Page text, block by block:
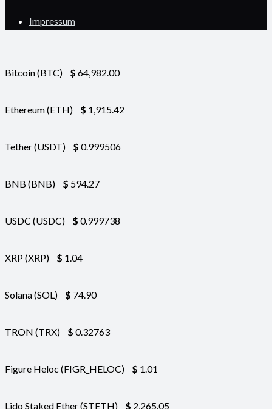
Impressum
Bitcoin (BTC) $ 64,982.00
Ethereum (ETH) $ 1,915.42
Tether (USDT) $ 0.999506
BNB (BNB) $ 594.27
USDC (USDC) $ 0.999738
XRP (XRP) $ 1.04
Solana (SOL) $ 74.90
TRON (TRX) $ 0.32763
Figure Heloc (FIGR_HELOC) $ 1.01
Lido Staked Ether (STETH) $ 2,265.05